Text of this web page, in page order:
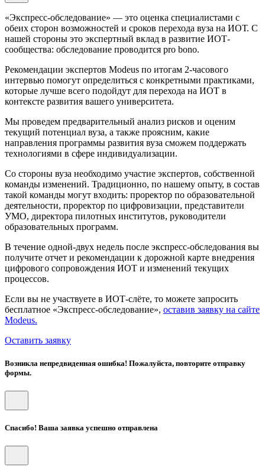
«Экспресс-обследование» — это оценка специалистами с
обеих сторон возможностей и сроков перехода вуза на ИОТ. С
нашей стороны это экспертный вклад в развитие ИОТ-
сообщества: обследование проводится pro bono.
Рекомендации экспертов Modeus по итогам 2-часового
интервью помогут определиться с конкретными практиками,
которые лучше всего подойдут для перехода на ИОТ в
контексте развития вашего университета.
Мы проведем предварительный анализ рисков и оценим
текущий потенциал вуза, а также проясним, какие
направления программы развития вуза сможем поддержать
технологиями в сфере индивидуализации.
Со стороны вуза необходимо участие экспертов, собственной
команды изменений. Традиционно, по нашему опыту, в состав
такой команды могут входить: проректор по образовательной
деятельности, проректор по цифровизации, представители
УМО, директора пилотных институтов, руководители
образовательных программ.
В течение одной-двух недель после экспресс-обследования вы
получите отчет и рекомендации к дорожной карте внедрения
цифрового сопровождения ИОТ и изменений текущих
процессов.
Если вы не участвуете в ИОТ-слёте, то можете запросить
бесплатное «Экспресс-обследование», оставив заявку на сайте
Modeus.
Оставить заявку
Возникла непредвиденная ошибка! Пожалуйста, повторите отправку
формы.
Спасибо! Ваша заявка успешно отправлена